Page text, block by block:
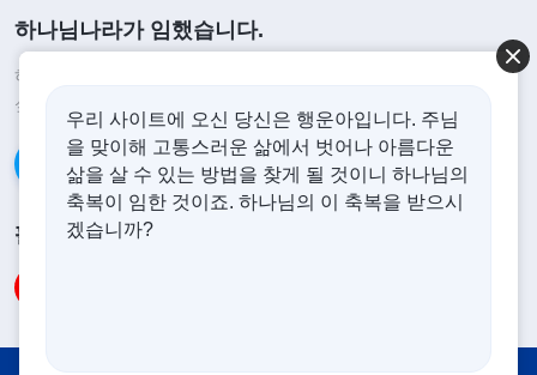
는데도 마음이 한참 가라앉지 않았고 침대에 누웠는
리를 받아들이지 않는 모습이 대체 어떤 거지? 이런
상황에서 어떻게 공과를 배우고 자기를 반성해야 할
하나님나라가 임했습니다.
하나님나라가 이미 인간 세상에 임했습니다. 하나님나라에 들어가고
싶으십니까?
카카오톡으로 대화하기
팔로우하기
우리 사이트에 오신 당신은 행운아입니다. 주님
을 맞이해 고통스러운 삶에서 벗어나 아름다운
삶을 살 수 있는 방법을 찾게 될 것이니 하나님의
축복이 임한 것이죠. 하나님의 이 축복을 받으시
겠습니까?